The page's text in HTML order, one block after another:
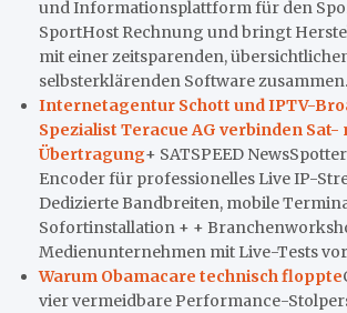
und Informationsplattform für den
SportHost Rechnung und bringt
mit einer zeitsparenden,
selbsterklärenden Software
Internetagentur Schott und IPTV-
Spezialist Teracue AG verbinden Sat-
Übertragung+ SATSPEED
Encoder für professionelles Live IP-
Dedizierte Bandbreiten, mobile
Sofortinstallation + +
Medienunternehmen mit Live-Tests vor
Warum Obamacare technisch floppte
vier vermeidbare Performance-